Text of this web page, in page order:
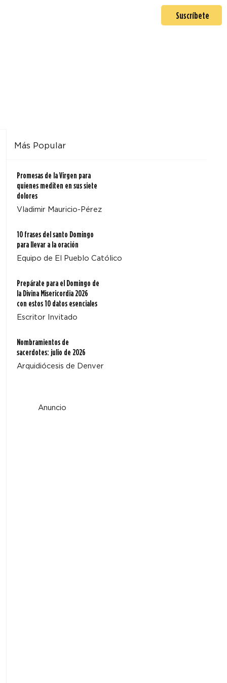
Suscríbete
Más Popular
Promesas de la Virgen para
quienes mediten en sus siete
dolores
Vladimir Mauricio-Pérez
10 frases del santo Domingo
para llevar a la oración
Equipo de El Pueblo Católico
Prepárate para el Domingo de
la Divina Misericordia 2026
con estos 10 datos esenciales
Escritor Invitado
Nombramientos de
sacerdotes: julio de 2026
Arquidiócesis de Denver
Anuncio